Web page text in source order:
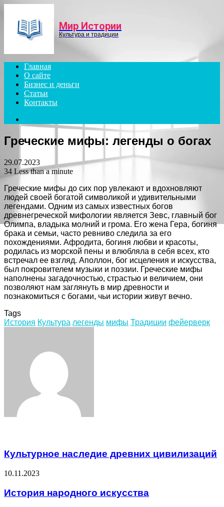
Мир Истории
Культура и традиции
Главная
О сайте
Бизнес и деньги
Статьи
Контакты
for
Греческие мифы: легенды о богах
29.07.2023
34 Less than a minute
Греческие мифы до сих пор увлекают и вдохновляют
людей своей богатой символикой и удивительными
легендами. Одним из самых известных богов
древнегреческой мифологии является Зевс, главный бог
Олимпа, владыка молний и грома. Его жена Гера, богиня
брака и семьи, часто ревниво следила за его
похождениями. Афродита, богиня любви и красоты,
родилась из морской пены и влюбляла в себя всех, кто
встречал ее взгляд. Аполлон, бог исцеления и искусства,
был покровителем музыки и поэзии. Греческие мифы
наполнены загадочностью, страстью и величием, они
позволяют нам заглянуть в мир древности и
познакомиться с богами, чьи истории живут вечно.
Tags
История Культура легенды мифы Традиции фейерверк
Культурное наследие древних цивилизаций
10.11.2023
История народного искусства